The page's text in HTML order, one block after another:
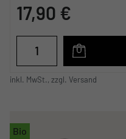
17,90 €
inkl. MwSt., zzgl. Versand
Bio